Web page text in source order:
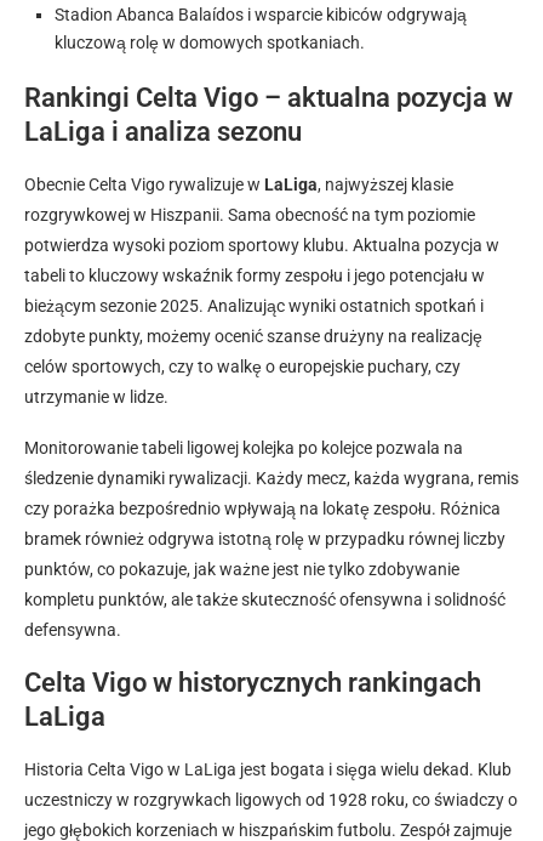
Stadion Abanca Balaídos i wsparcie kibiców odgrywają
kluczową rolę w domowych spotkaniach.
Rankingi Celta Vigo – aktualna pozycja w
LaLiga i analiza sezonu
Obecnie Celta Vigo rywalizuje w LaLiga, najwyższej klasie
rozgrywkowej w Hiszpanii. Sama obecność na tym poziomie
potwierdza wysoki poziom sportowy klubu. Aktualna pozycja w
tabeli to kluczowy wskaźnik formy zespołu i jego potencjału w
bieżącym sezonie 2025. Analizując wyniki ostatnich spotkań i
zdobyte punkty, możemy ocenić szanse drużyny na realizację
celów sportowych, czy to walkę o europejskie puchary, czy
utrzymanie w lidze.
Monitorowanie tabeli ligowej kolejka po kolejce pozwala na
śledzenie dynamiki rywalizacji. Każdy mecz, każda wygrana, remis
czy porażka bezpośrednio wpływają na lokatę zespołu. Różnica
bramek również odgrywa istotną rolę w przypadku równej liczby
punktów, co pokazuje, jak ważne jest nie tylko zdobywanie
kompletu punktów, ale także skuteczność ofensywna i solidność
defensywna.
Celta Vigo w historycznych rankingach
LaLiga
Historia Celta Vigo w LaLiga jest bogata i sięga wielu dekad. Klub
uczestniczy w rozgrywkach ligowych od 1928 roku, co świadczy o
jego głębokich korzeniach w hiszpańskim futbolu. Zespół zajmuje